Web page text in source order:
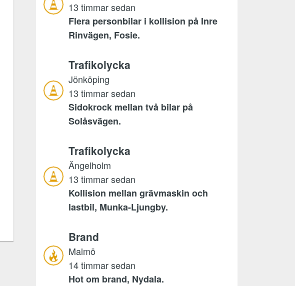
13 timmar sedan
Flera personbilar i kollision på Inre
Rinvägen, Fosie.
Trafikolycka
Jönköping
13 timmar sedan
Sidokrock mellan två bilar på
Solåsvägen.
Trafikolycka
Ängelholm
13 timmar sedan
Kollision mellan grävmaskin och
lastbil, Munka-Ljungby.
Brand
Malmö
14 timmar sedan
Hot om brand, Nydala.